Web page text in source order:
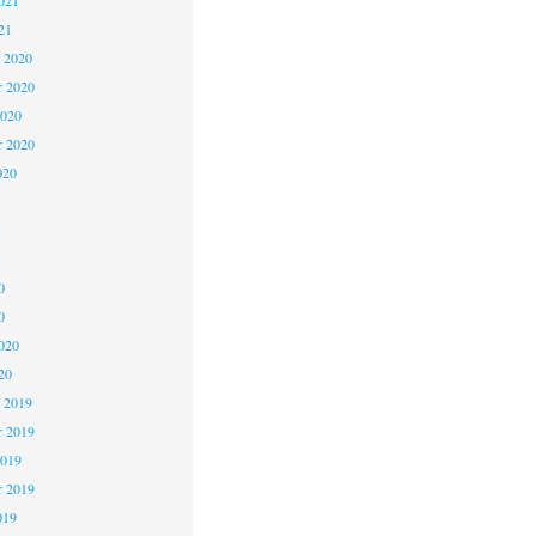
2020
2020
2020
2019
2019
2019